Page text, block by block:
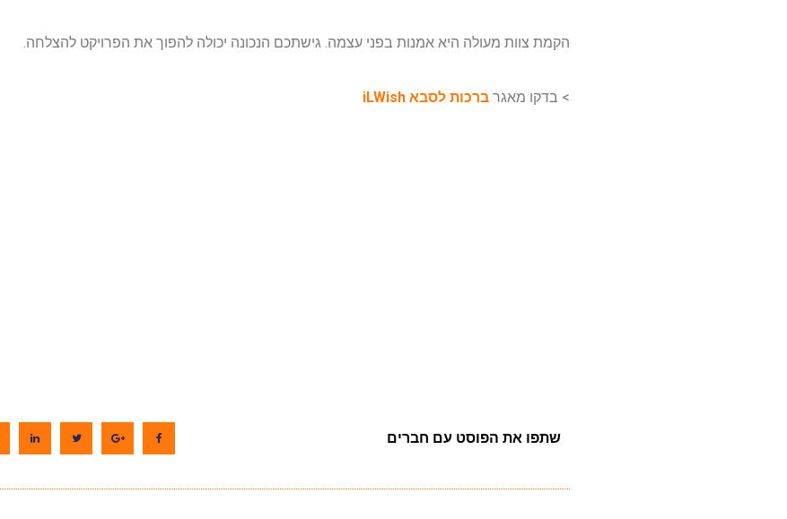
הקמת צוות מעולה היא אמנות בפני עצמה. גישתכם הנכונה יכולה להפוך את הפרויקט להצלחה.
> בדקו מאגר ברכות לסבא iLWish
שתפו את הפוסט עם חברים